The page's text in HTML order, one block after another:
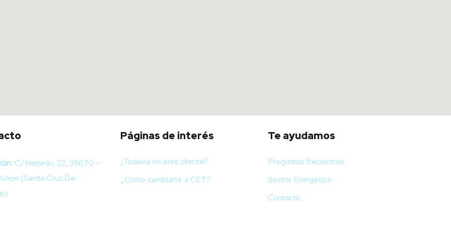
C/ Helsinki, 22, 38670 –
(Santa Cruz De
Páginas de interés
¿Todavia no eres cliente?
¿Cómo cambiarte a CET?
Te ayudamos
Preguntas frecuentes
Sector Energético
Contacto